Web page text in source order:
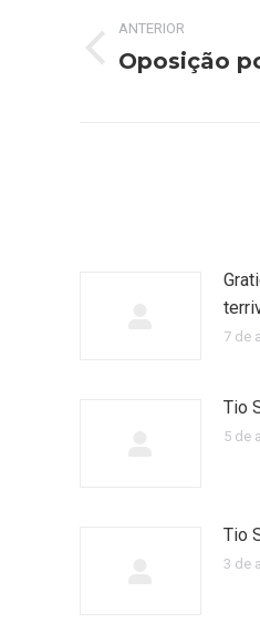
deANTERIOR
Post
Oposição
7 de
Tio
5 de
Tio
3 de